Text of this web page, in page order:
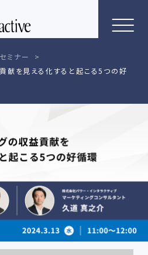
セミナー
献を見える化すると起こる5つの好